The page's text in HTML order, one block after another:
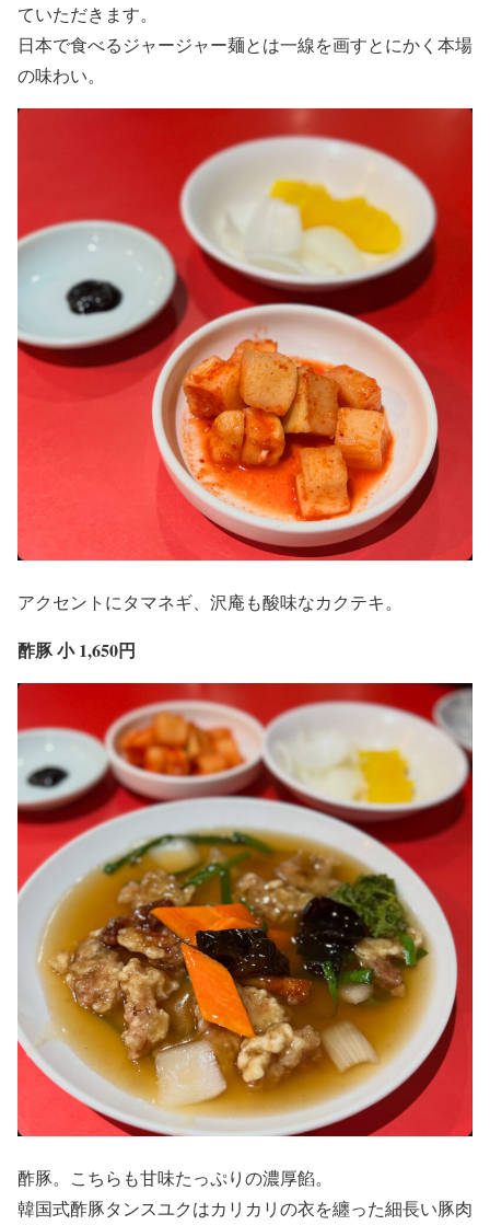
ていただきます。
日本で食べるジャージャー麺とは一線を画すとにかく本場
の味わい。
アクセントにタマネギ、沢庵も酸味なカクテキ。
酢豚 小 1,650円
酢豚。こちらも甘味たっぷりの濃厚餡。
韓国式酢豚タンスユクはカリカリの衣を纏った細長い豚肉